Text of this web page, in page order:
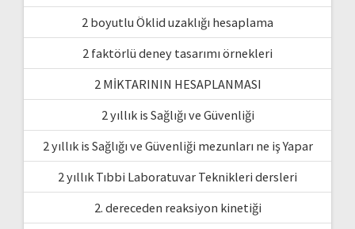
2 boyutlu Öklid uzaklığı hesaplama
2 faktörlü deney tasarımı örnekleri
2 MİKTARININ HESAPLANMASI
2 yıllık is Sağlığı ve Güvenliği
2 yıllık is Sağlığı ve Güvenliği mezunları ne iş Yapar
2 yıllık Tıbbi Laboratuvar Teknikleri dersleri
2. dereceden reaksiyon kinetiği